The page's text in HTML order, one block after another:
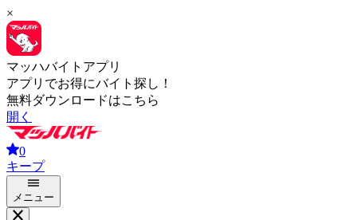
×
マッハバイトアプリ
アプリでお得にバイト探し！
無料ダウンロードはこちら
開く
0
キープ
メニュー